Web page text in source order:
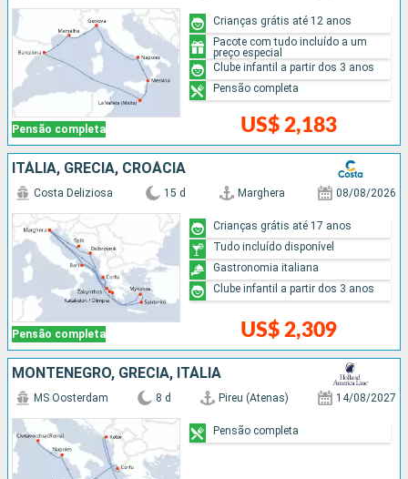
Pensão completa US$ 2,183
Crianças grátis até 12 anos
Pacote com tudo incluído a um
preço especial
Clube infantil a partir dos 3 anos
Pensão completa
ITÁLIA, GRÉCIA, CROÁCIA
Pensão completa
Costa Deliziosa 15 d Marghera 08/08/2026
US$ 2,309
Crianças grátis até 17 anos
Tudo incluído disponível
Gastronomia italiana
Clube infantil a partir dos 3 anos
MONTENEGRO, GRÉCIA, ITÁLIA
MS Oosterdam 8 d Pireu (Atenas) 14/08/2027
Pensão completa